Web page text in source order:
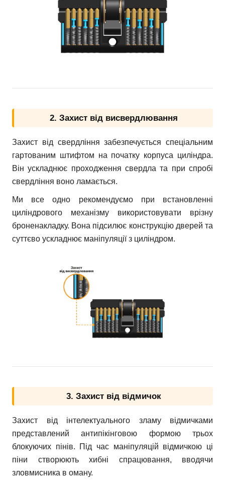
2. Захист від висвердлювання
Захист від свердління забезпечується спеціальним
гартованим штифтом на початку корпуса циліндра.
Він ускладнює проходження свердла та при спробі
свердління воно ламається.
Ми все одно рекомендуємо при встановленні
циліндрового механізму використовувати врізну
броненакладку. Вона підсилює конструкцію дверей та
суттєво ускладнює маніпуляції з циліндром.
3. Захист від відмичок
Захист від інтелектуального зламу відмичками
представлений антипікінговою формою трьох
блокуючих пінів. Під час маніпуляцій відмичкою ці
піни створюють хибні спрацювання, вводячи
зловмисника в оману.